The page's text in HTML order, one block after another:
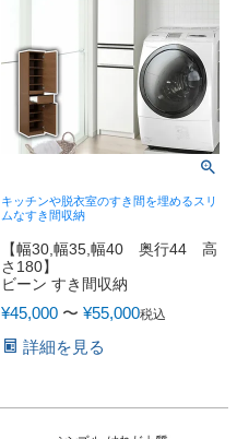
キッチンや脱衣室のすき間を埋めるスリ
ムなすき間収納
【幅30,幅35,幅40 奥行44 高
さ180】
ビーン すき間収納
¥45,000 〜 ¥55,000税込
詳細を見る